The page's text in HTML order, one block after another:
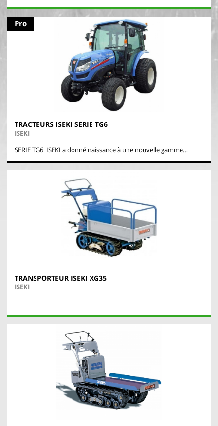
Pro
TRACTEURS ISEKI SERIE TG6
ISEKI
SERIE TG6 ISEKI a donné naissance à une nouvelle gamme…
TRANSPORTEUR ISEKI XG35
ISEKI